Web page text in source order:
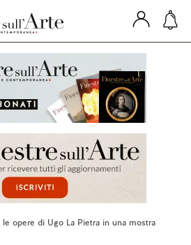
le opere di Ugo La Pietra in una mostra